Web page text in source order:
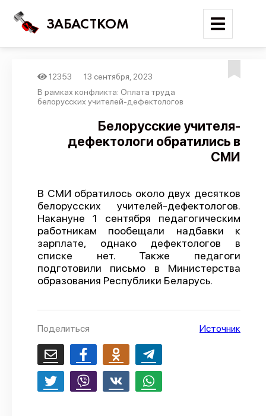
ЗАБАСТКОМ
Войти
Поиск
Новости
Отчеты
Предложить публикацию
Справочник
О проекте
12353
13 сентября, 2023
В рамках конфликта: Оплата труда
белорусских учителей-дефектологов
Белорусские учителя-
дефектологи обратились в
СМИ
В СМИ обратилось около двух десятков
белорусских учителей-дефектологов.
Накануне 1 сентября педагогическим
работникам пообещали надбавки к
зарплате, однако дефектологов в
списке нет. Также педагоги
подготовили письмо в Министерства
образования Республики Беларусь.
Поделиться Источник